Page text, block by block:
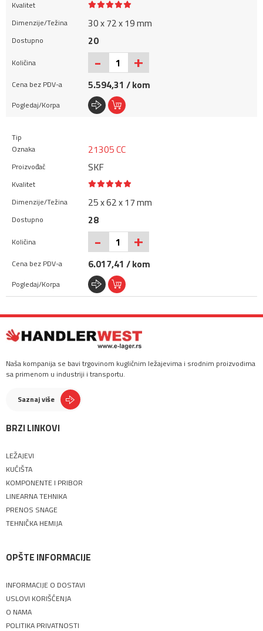
30 x 72 x 19 mm
20
- +
5.594,31 / kom
21305 CC
SKF
25 x 62 x 17 mm
28
- +
6.017,41 / kom
Naša kompanija se bavi trgovinom kugličnim ležajevima i srodnim proizvodima
sa primenom u industriji i transportu.
Saznaj više
BRZI LINKOVI
LEŽAJEVI
KUĆIŠTA
KOMPONENTE I PRIBOR
LINEARNA TEHNIKA
PRENOS SNAGE
TEHNIČKA HEMIJA
OPŠTE INFORMACIJE
INFORMACIJE O DOSTAVI
USLOVI KORIŠĆENJA
O NAMA
POLITIKA PRIVATNOSTI